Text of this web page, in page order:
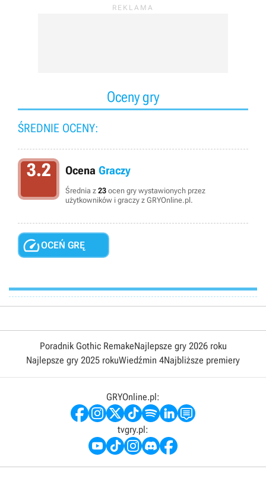
Oceny gry
ŚREDNIE OCENY:
3.2 Ocena Graczy
Średnia z 23 ocen gry wystawionych przez
użytkowników i graczy z GRYOnline.pl.
OCEŃ GRĘ
Poradnik Gothic RemakeNajlepsze gry 2026 roku
Najlepsze gry 2025 rokuWiedźmin 4Najbliższe premiery
GRYOnline.pl:
tvgry.pl: